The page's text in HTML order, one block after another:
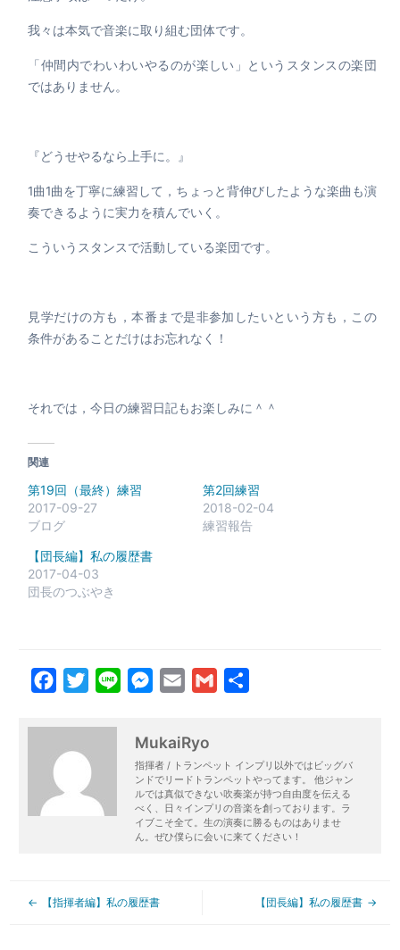
我々は本気で音楽に取り組む団体です。
「仲間内でわいわいやるのが楽しい」というスタンスの楽団
ではありません。
『どうせやるなら上手に。』
1曲1曲を丁寧に練習して，ちょっと背伸びしたような楽曲も演
奏できるように実力を積んでいく。
こういうスタンスで活動している楽団です。
見学だけの方も，本番まで是非参加したいという方も，この
条件があることだけはお忘れなく！
それでは，今日の練習日記もお楽しみに＾＾
関連
第19回（最終）練習
2017-09-27
ブログ
第2回練習
2018-02-04
練習報告
【団長編】私の履歴書
2017-04-03
団長のつぶやき
FacebookTwitterLine Messenger
Email Gmail
MukaiRyo
指揮者 / トランペット インプリ以外ではビッグバ
ンドでリードトランペットやってます。 他ジャン
ルでは真似できない吹奏楽が持つ自由度を伝える
べく、日々インプリの音楽を創っております。ラ
イブこそ全て。生の演奏に勝るものはありませ
ん。ぜひ僕らに会いに来てください！
【指揮者編】私の履歴書 【団長編】私の履歴書